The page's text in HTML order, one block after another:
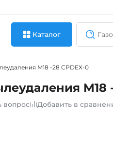
Каталог
M18 -28 CPDEX-0
M18
вопрос Добавить в